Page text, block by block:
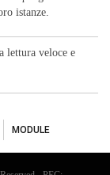
istanze.
lettura veloce e
MODULE